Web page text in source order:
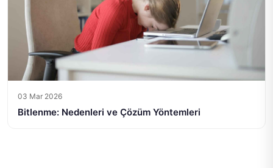
03 Mar 2026
Bitlenme: Nedenleri ve Çözüm Yöntemleri